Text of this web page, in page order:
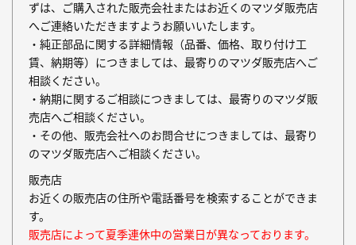
ずは、ご購入された販売会社またはお近くのマツダ販売店
へご連絡いただきますようお願いいたします。
・純正部品に関する詳細情報（品番、価格、取り付け工
賃、納期等）につきましては、最寄りのマツダ販売店へご
相談ください。
・納期に関するご相談につきましては、最寄りのマツダ販
売店へご相談ください。
・その他、販売会社へのお問合せにつきましては、最寄り
のマツダ販売店へご相談ください。
販売店
お近くの販売店の住所や電話番号を検索することができま
す。
販売店によって夏季連休中の営業日が異なっております。